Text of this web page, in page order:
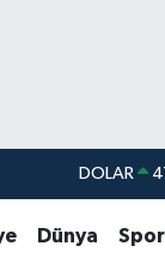
DOLAR
Dünya Spor